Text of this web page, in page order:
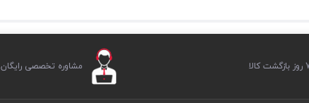
مشاوره تخصصی رایگان